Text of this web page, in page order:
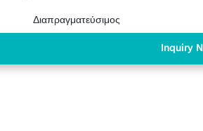
Διαπραγματεύσιμος
Inquiry